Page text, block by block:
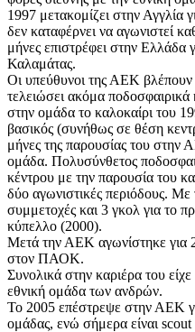
1997 μετακομίζει στην Αγγλία
δεν καταφέρνει να αγωνιστεί
μήνες επιστρέφει στην Ελλάδα
Καλαμάτας.
Οι υπεύθυνοι της ΑΕΚ βλέπουν
τελειώσει ακόμα
στην ομάδα το καλοκαίρι του
βασικός (συνήθως σε θέση
μήνες της παρουσίας του στην
ομάδα. Πολυσύνθετος
κέντρου με την παρουσία του
δύο αγωνιστικές περιόδους.
συμμετοχές και 3 γκολ για το
κύπελλο (2000).
Μετά την ΑΕΚ αγωνίστηκε για
στον ΠΑΟΚ.
Συνολικά στην καριέρα του
εθνική ομάδα των ανδρών.
Το 2005 επέστρεψε στην ΑΕΚ
ομάδας, ενώ σήμερα είναι